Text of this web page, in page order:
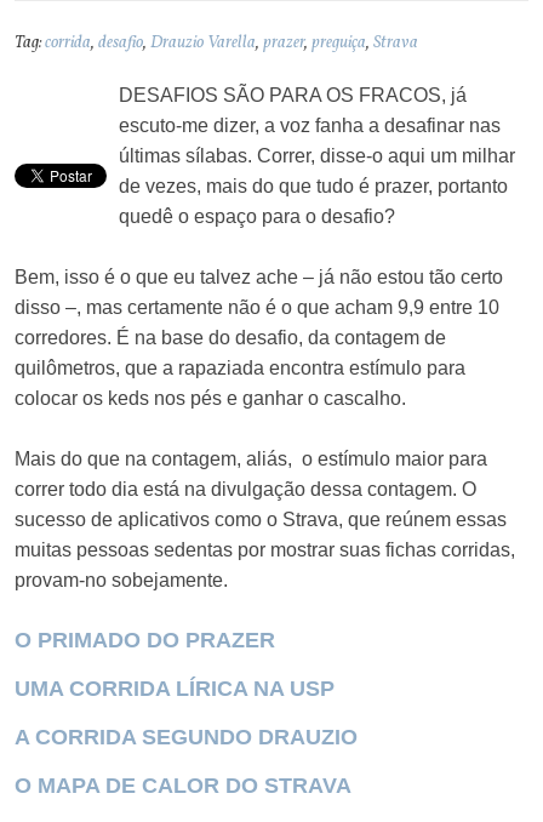
Tag:corrida,desafio,Drauzio Varella,prazer,preguiça,Strava
DESAFIOS SÃO PARA OS FRACOS, já
escuto-me dizer, a voz fanha a desafinar nas
últimas sílabas. Correr, disse-o aqui um milhar
de vezes, mais do que tudo é prazer, portanto
quedê o espaço para o desafio?
Bem, isso é o que eu talvez ache – já não estou tão certo
disso –, mas certamente não é o que acham 9,9 entre 10
corredores. É na base do desafio, da contagem de
quilômetros, que a rapaziada encontra estímulo para
colocar os keds nos pés e ganhar o cascalho.
Mais do que na contagem, aliás, o estímulo maior para
correr todo dia está na divulgação dessa contagem. O
sucesso de aplicativos como o Strava, que reúnem essas
muitas pessoas sedentas por mostrar suas fichas corridas,
provam-no sobejamente.
O PRIMADO DO PRAZER
UMA CORRIDA LÍRICA NA USP
A CORRIDA SEGUNDO DRAUZIO
O MAPA DE CALOR DO STRAVA